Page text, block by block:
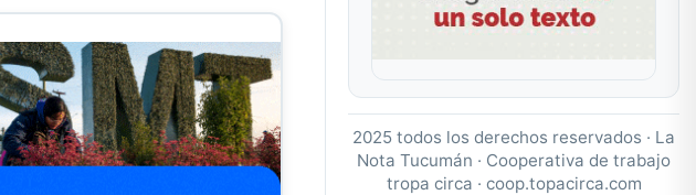
2025 todos los derechos reservados · La
Nota Tucumán · Cooperativa de trabajo
tropa circa · coop.topacirca.com